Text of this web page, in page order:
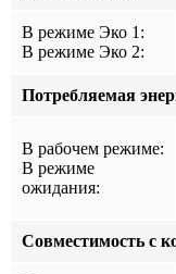
В режиме Эко 1:
В режиме Эко 2:
Потребляемая
В рабочем режиме:
В режиме
ожидания:
Совместимость с